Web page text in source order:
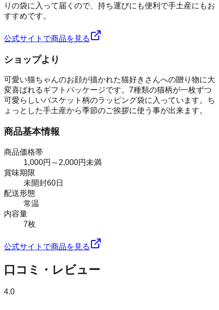
りの袋に入って届くので、持ち運びにも便利で手土産にもお
すすめです。
公式サイトで商品を見る
ショップより
可愛い猫ちゃんのお顔が描かれた猫好きさんへの贈り物に大
変喜ばれるギフトパッケージです。7種類の猫柄が一枚ずつ
可愛らしいバスケット柄のラッピング袋に入っています。ち
ょっとした手土産から季節のご挨拶に使う事が出来ます。
商品基本情報
商品価格帯
1,000円～2,000円未満
賞味期限
未開封60日
配送形態
常温
内容量
7枚
公式サイトで商品を見る
口コミ・レビュー
4.0